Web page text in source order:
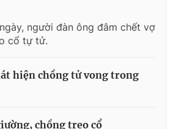
người đàn ông đâm chết vợ
cổ tự tử.
hiện chồng tử vong trong
chồng treo cổ